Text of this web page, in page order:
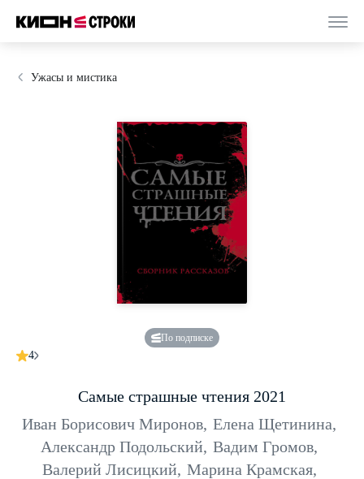
Ужасы и мистика
По подписке
4
Самые страшные чтения 2021
Иван Борисович Миронов, Елена Щетинина,
Александр Подольский, Вадим Громов,
Валерий Лисицкий, Марина Крамская,